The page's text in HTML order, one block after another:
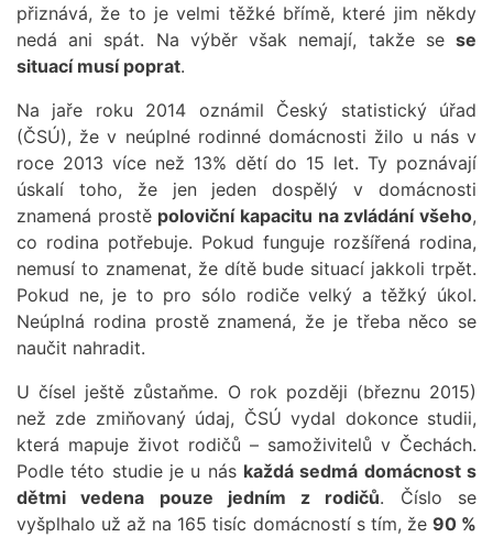
přiznává, že to je velmi těžké břímě, které jim někdy
nedá ani spát. Na výběr však nemají, takže se se
situací musí poprat.
Na jaře roku 2014 oznámil Český statistický úřad
(ČSÚ), že v neúplné rodinné domácnosti žilo u nás v
roce 2013 více než 13% dětí do 15 let. Ty poznávají
úskalí toho, že jen jeden dospělý v domácnosti
znamená prostě poloviční kapacitu na zvládání všeho,
co rodina potřebuje. Pokud funguje rozšířená rodina,
nemusí to znamenat, že dítě bude situací jakkoli trpět.
Pokud ne, je to pro sólo rodiče velký a těžký úkol.
Neúplná rodina prostě znamená, že je třeba něco se
naučit nahradit.
U čísel ještě zůstaňme. O rok později (březnu 2015)
než zde zmiňovaný údaj, ČSÚ vydal dokonce studii,
která mapuje život rodičů – samoživitelů v Čechách.
Podle této studie je u nás každá sedmá domácnost s
dětmi vedena pouze jedním z rodičů. Číslo se
vyšplhalo už až na 165 tisíc domácností s tím, že 90 %